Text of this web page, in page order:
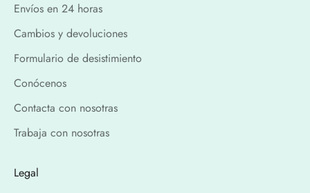
Envíos en 24 horas
Cambios y devoluciones
Formulario de desistimiento
Conócenos
Contacta con nosotras
Trabaja con nosotras
Legal